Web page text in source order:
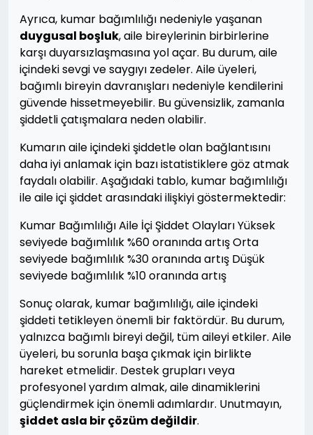
Ayrıca, kumar bağımlılığı nedeniyle yaşanan
duygusal boşluk, aile bireylerinin birbirlerine
karşı duyarsızlaşmasına yol açar. Bu durum, aile
içindeki sevgi ve saygıyı zedeler. Aile üyeleri,
bağımlı bireyin davranışları nedeniyle kendilerini
güvende hissetmeyebilir. Bu güvensizlik, zamanla
şiddetli çatışmalara neden olabilir.
Kumarın aile içindeki şiddetle olan bağlantısını
daha iyi anlamak için bazı istatistiklere göz atmak
faydalı olabilir. Aşağıdaki tablo, kumar bağımlılığı
ile aile içi şiddet arasındaki ilişkiyi göstermektedir:
Kumar Bağımlılığı Aile İçi Şiddet Olayları Yüksek
seviyede bağımlılık %60 oranında artış Orta
seviyede bağımlılık %30 oranında artış Düşük
seviyede bağımlılık %10 oranında artış
Sonuç olarak, kumar bağımlılığı, aile içindeki
şiddeti tetikleyen önemli bir faktördür. Bu durum,
yalnızca bağımlı bireyi değil, tüm aileyi etkiler. Aile
üyeleri, bu sorunla başa çıkmak için birlikte
hareket etmelidir. Destek grupları veya
profesyonel yardım almak, aile dinamiklerini
güçlendirmek için önemli adımlardır. Unutmayın,
şiddet asla bir çözüm değildir.